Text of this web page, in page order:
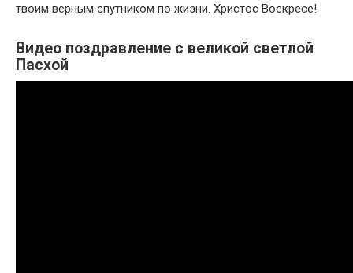
твоим верным спутником по жизни. Христос Воскресе!
Видео поздравление с великой светлой
Пасхой